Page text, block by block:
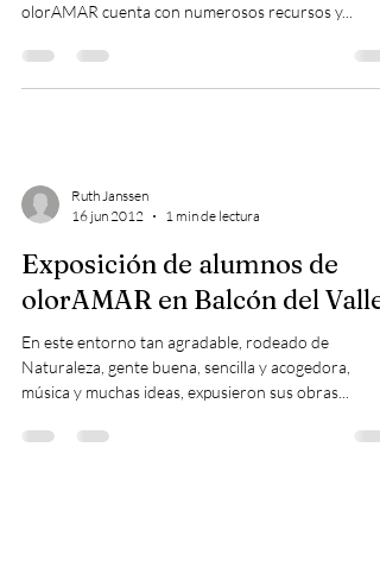
olorAMAR cuenta con numerosos recursos y...
Ruth Janssen
16 jun 2012
1 min de lectura
Exposición de alumnos de
olorAMAR en Balcón del Valle
En este entorno tan agradable, rodeado de
Naturaleza, gente buena, sencilla y acogedora,
música y muchas ideas, expusieron sus obras...